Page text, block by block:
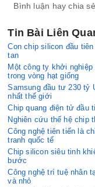
Bình luận hay chia
Tin Bài Liên
Con chip silicon đầu
tan
Một công ty khởi
trong vòng hạt giống
Samsung đầu tư 230 tỷ
nhất thế giới
Chip quang điện tử đầu
Nghiên cứu thế hệ chip
Công nghệ tiên tiến là
tranh quốc tế
Chip silicon siêu tinh
bước
Công nghệ trí tuệ nhân
và nhỏ